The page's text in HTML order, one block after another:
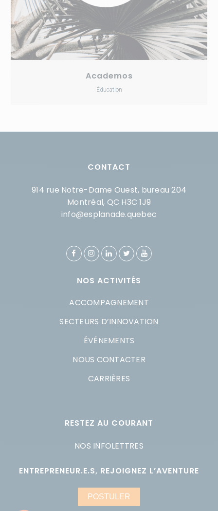
Academos
Éducation
CONTACT
914 rue Notre-Dame Ouest, bureau 204
Montréal, QC H3C 1J9
info@esplanade.quebec
NOS ACTIVITÉS
ACCOMPAGNEMENT
SECTEURS D’INNOVATION
ÉVÉNEMENTS
NOUS CONTACTER
CARRIÈRES
RESTEZ AU COURANT
NOS INFOLETTRES
ENTREPRENEUR.E.S, REJOIGNEZ L’AVENTURE
POSTULER